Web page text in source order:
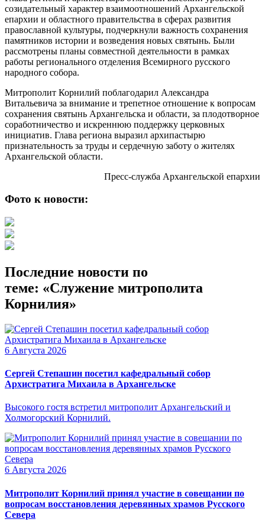
созидательный характер взаимоотношений Архангельской
епархии и областного правительства в сферах развития
православной культуры, подчеркнули важность сохранения
памятников истории и возведения новых святынь. Были
рассмотрены планы совместной деятельности в рамках
работы регионального отделения Всемирного русского
народного собора.
Митрополит Корнилий поблагодарил Александра
Витальевича за внимание и трепетное отношение к вопросам
сохранения святынь Архангельска и области, за плодотворное
соработничество и искреннюю поддержку церковных
инициатив. Глава региона выразил архипастырю
признательность за труды и сердечную заботу о жителях
Архангельской области.
Пресс-служба Архангельской епархии
Фото к новости:
Последние новости по
теме: «Служение митрополита
Корнилия»
6 Августа 2026
Сергей Степашин посетил кафедральный собор
Архистратига Михаила в Архангельске
Высокого гостя встретил митрополит Архангельский и
Холмогорский Корнилий.
6 Августа 2026
Митрополит Корнилий принял участие в совещании по
вопросам восстановления деревянных храмов Русского
Севера